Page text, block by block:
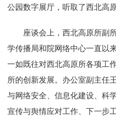
公园数字展厅，听取了西北高
座谈会上，西北高原所副所
学传播局和院网络中心一直以
一如既往对西北高原所各项工
所的创新发展。办公室副主任
与网络安全、信息化建设、科
宣传与舆情应对工作、下一步